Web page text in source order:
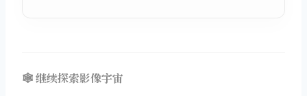
🕸️ 继续探索影像宇宙